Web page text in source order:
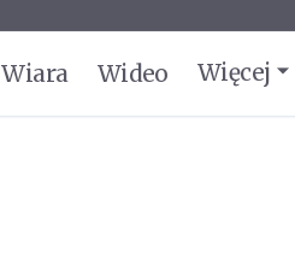
Wiara Wideo Więcej